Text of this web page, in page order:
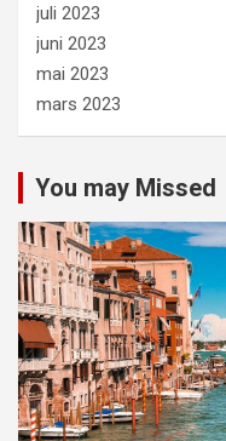
juli 2023
juni 2023
mai 2023
mars 2023
You may Missed